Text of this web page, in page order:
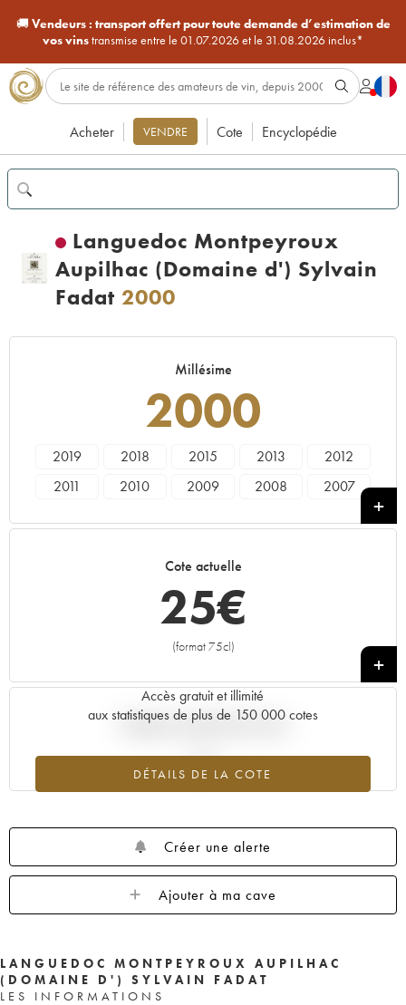
🚚Vendeurs : transport offert pour toute demande d’estimation de
vos vinstransmise entre le 01.07.2026 et le 31.08.2026 inclus*
Acheter VENDRE Cote Encyclopédie
Languedoc Montpeyroux
Aupilhac (Domaine d') Sylvain
Fadat 2000
Millésime
2000
2019 2018 2015 2013
2012
2011
2010 2009 2008
2007
Cote actuelle
25€
(format 75cl)
+
Accès gratuit et illimité
aux statistiques de plus de 150 000 cotes
DÉTAILS DE LA COTE
Tendance actuelle de la cote
Créer une alerte
Ajouter à ma cave
LANGUEDOC MONTPEYROUX AUPILHAC
(DOMAINE D') SYLVAIN FADAT
LES INFORMATIONS